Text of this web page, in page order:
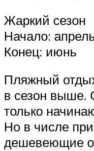
Жаркий сезон
Начало:
Конец: июнь
Пляжный
в сезон выше.
только
Но в числе
дешевеющие